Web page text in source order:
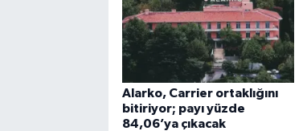
Alarko, Carrier ortaklığını
bitiriyor; payı yüzde
84,06’ya çıkacak